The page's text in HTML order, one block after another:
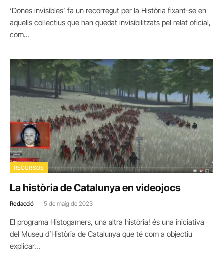
‘Dones invisibles’ fa un recorregut per la Història fixant-se en
aquells col·lectius que han quedat invisibilitzats pel relat oficial,
com…
RECURSOS
La història de Catalunya en videojocs
Redacció 5 de maig de 2023
El programa Histogamers, una altra història! és una iniciativa
del Museu d’Història de Catalunya que té com a objectiu
explicar…